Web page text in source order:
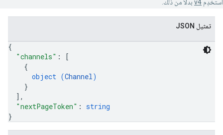
استخدِم v4 بدلاً من ذلك.
تمثيل JSON
{
"channels" :
[
{
object (Channel)
}
] ,
"nextPageToken" : string
}